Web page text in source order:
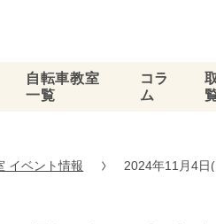
自転車教室
一覧
コラ
ム
イベント情報 2024年11月4日